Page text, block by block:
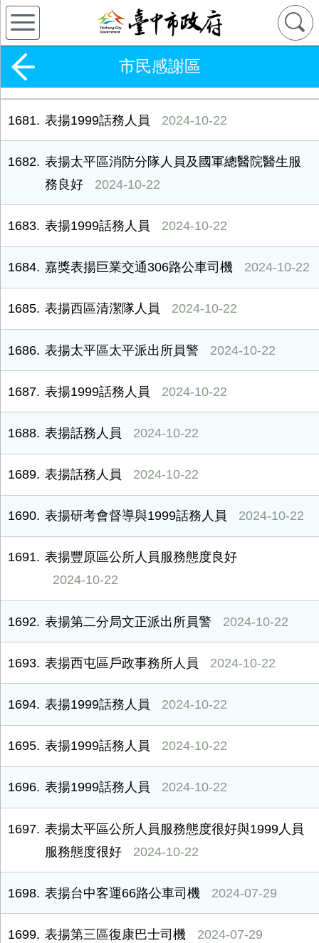
市民感謝區
1681 表揚1999話務人員 2024-10-22
1682
表揚太平區消防分隊人員及國軍總醫院醫生服
務良好
2024-10-22
1683 表揚1999話務人員 2024-10-22
1684 嘉獎表揚巨業交通306路公車司機 2024-10-22
1685 表揚西區清潔隊人員 2024-10-22
1686 表揚太平區太平派出所員警 2024-10-22
1687 表揚1999話務人員 2024-10-22
1688 表揚話務人員 2024-10-22
1689 表揚話務人員 2024-10-22
1690 表揚研考會督導與1999話務人員 2024-10-22
1691
表揚豐原區公所人員服務態度良好
2024-10-22
1692 表揚第二分局文正派出所員警 2024-10-22
1693 表揚西屯區戶政事務所人員 2024-10-22
1694 表揚1999話務人員 2024-10-22
1695 表揚1999話務人員 2024-10-22
1696 表揚1999話務人員 2024-10-22
1697
表揚太平區公所人員服務態度很好與1999人員
服務態度很好
2024-10-22
1698 表揚台中客運66路公車司機 2024-07-29
1699 表揚第三區復康巴士司機 2024-07-29